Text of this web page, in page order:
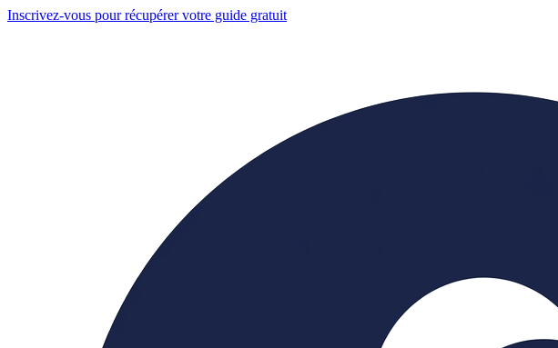
Inscrivez-vous pour récupérer votre guide gratuit